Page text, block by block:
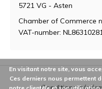
5721 VG - Asten
Chamber of Commerce
VAT-number:
En visitant notre site, vous
Ces derniers nous permettent